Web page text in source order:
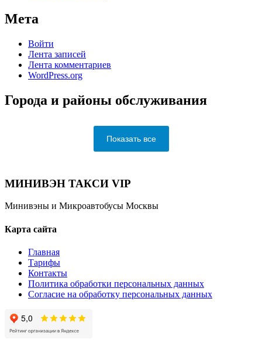
Мета
Войти
Лента записей
Лента комментариев
WordPress.org
Города и районы обслуживания
Показать все
МИНИВЭН ТАКСИ VIP
Минивэны и Микроавтобусы Москвы
Карта сайта
Главная
Тарифы
Контакты
Политика обработки персональных данных
Согласие на обработку персональных данных